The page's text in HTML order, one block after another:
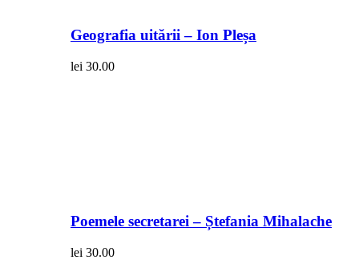
Geografia uitării – Ion Pleșa
lei 30.00
Poemele secretarei – Ștefania Mihalache
lei 30.00